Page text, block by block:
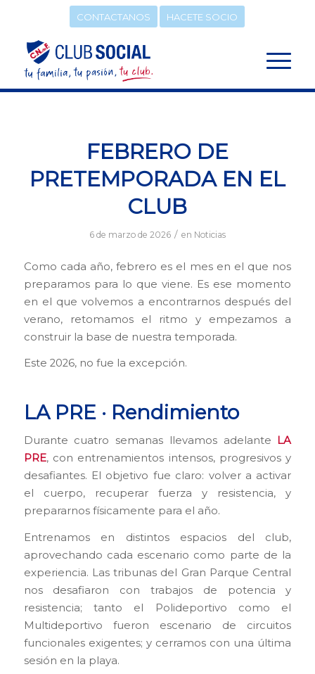
CONTACTANOS HACETE SOCIO
FEBRERO DE
PRETEMPORADA EN EL
CLUB
6 de marzo de 2026 / en Noticias
Como cada año, febrero es el mes en el que nos
preparamos para lo que viene. Es ese momento
en el que volvemos a encontrarnos después del
verano, retomamos el ritmo y empezamos a
construir la base de nuestra temporada.
Este 2026, no fue la excepción.
LA PRE · Rendimiento
Durante cuatro semanas llevamos adelante LA
PRE, con entrenamientos intensos, progresivos y
desafiantes. El objetivo fue claro: volver a activar
el cuerpo, recuperar fuerza y resistencia, y
prepararnos físicamente para el año.
Entrenamos en distintos espacios del club,
aprovechando cada escenario como parte de la
experiencia. Las tribunas del Gran Parque Central
nos desafiaron con trabajos de potencia y
resistencia; tanto el Polideportivo como el
Multideportivo fueron escenario de circuitos
funcionales exigentes; y cerramos con una última
sesión en la playa.